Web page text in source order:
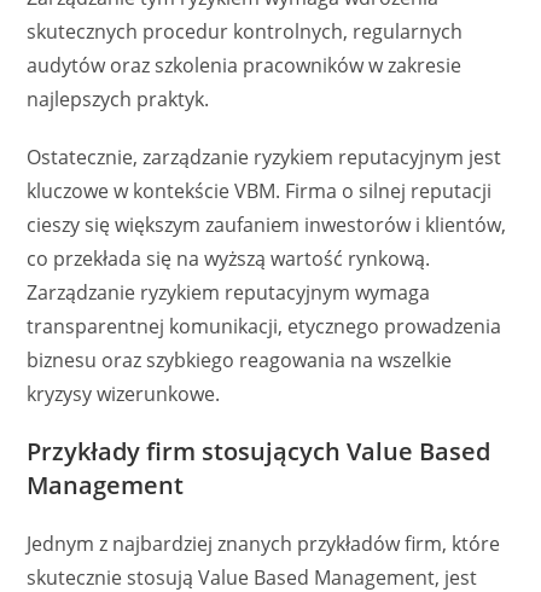
skutecznych procedur kontrolnych, regularnych
audytów oraz szkolenia pracowników w zakresie
najlepszych praktyk.
Ostatecznie, zarządzanie ryzykiem reputacyjnym jest
kluczowe w kontekście VBM. Firma o silnej reputacji
cieszy się większym zaufaniem inwestorów i klientów,
co przekłada się na wyższą wartość rynkową.
Zarządzanie ryzykiem reputacyjnym wymaga
transparentnej komunikacji, etycznego prowadzenia
biznesu oraz szybkiego reagowania na wszelkie
kryzysy wizerunkowe.
Przykłady firm stosujących Value Based
Management
Jednym z najbardziej znanych przykładów firm, które
skutecznie stosują Value Based Management, jest